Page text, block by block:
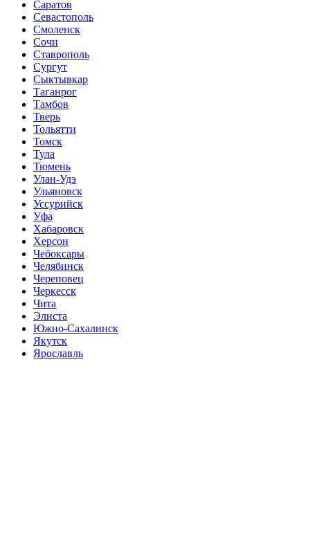
Саратов
Севастополь
Смоленск
Сочи
Ставрополь
Сургут
Сыктывкар
Таганрог
Тамбов
Тверь
Тольятти
Томск
Тула
Тюмень
Улан-Удэ
Ульяновск
Уссурийск
Уфа
Хабаровск
Херсон
Чебоксары
Челябинск
Череповец
Черкесск
Чита
Элиста
Южно-Сахалинск
Якутск
Ярославль